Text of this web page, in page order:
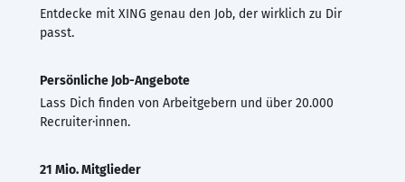
Entdecke mit XING genau den Job, der wirklich zu Dir
passt.
Persönliche Job-Angebote
Lass Dich finden von Arbeitgebern und über 20.000
Recruiter·innen.
21 Mio. Mitglieder